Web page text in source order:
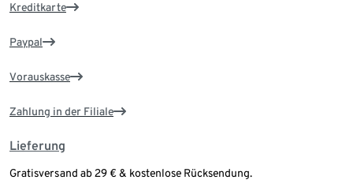
Kreditkarte
Paypal
Vorauskasse
Zahlung in der Filiale
Lieferung
Gratisversand ab 29 € & kostenlose Rücksendung.